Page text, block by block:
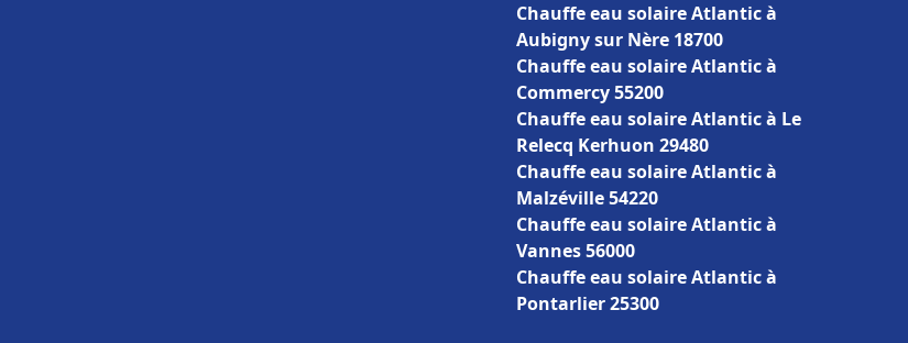
Chauffe eau solaire Atlantic à
Aubigny sur Nère 18700
Chauffe eau solaire Atlantic à
Commercy 55200
Chauffe eau solaire Atlantic à Le
Relecq Kerhuon 29480
Chauffe eau solaire Atlantic à
Malzéville 54220
Chauffe eau solaire Atlantic à
Vannes 56000
Chauffe eau solaire Atlantic à
Pontarlier 25300